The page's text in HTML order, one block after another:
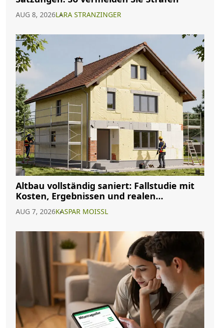
AUG 8, 2026LARA STRANZINGER
Altbau vollständig saniert: Fallstudie mit
Kosten, Ergebnissen und realen
AUG 7, 2026KASPAR MOISSL